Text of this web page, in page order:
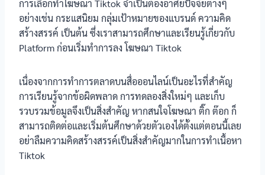
การเลือกทำโฆษณา Tiktok จำเป็นต้องอาศัยปัจจัยต่างๆ
อย่างเช่น กระแสนิยม กลุ่มเป้าหมายของแบรนด์ ความคิด
สร้างสรรค์ เป็นต้น ซึ่งเราสามารถศึกษาและเรียนรู้เกี่ยวกับ
Platform ก่อนเริ่มทำการลง โฆษณา Tiktok
เนื่องจากการทำการตลาดบนสื่อออนไลน์เป็นอะไรที่สำคัญ
การเรียนรู้จากข้อผิดพลาด การทดลองสิ่งใหม่ๆ และเก็บ
รวบรวมข้อมูลจึงเป็นสิ่งสำคัญ หากสนใจโฆษณา ติ๊ก ต๊อก ก็
สามารถติดต่อและเริ่มต้นศึกษาด้วยตัวเองได้ตั้งแต่ตอนนี้เลย
อย่าลืมความคิดสร้างสรรค์เป็นสิ่งสำคัญมากในการทำเนื้อหา
Tiktok